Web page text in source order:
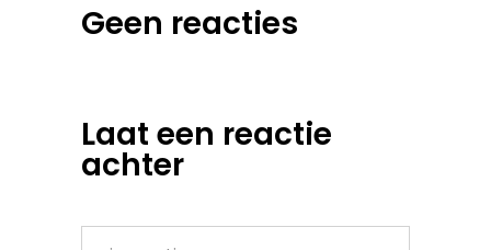
Geen reacties
Laat een reactie
achter